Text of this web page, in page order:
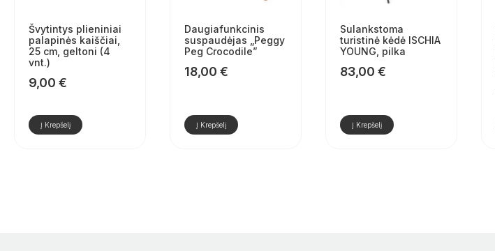
Švytintys plieniniai
palapinės kaiščiai,
25 cm, geltoni (4
vnt.)
9,00 €
Į Krepšelį
Daugiafunkcinis
suspaudėjas „Peggy
Peg Crocodile”
18,00 €
Į Krepšelį
Sulankstoma
turistinė kėdė ISCHIA
YOUNG, pilka
83,00 €
Į Krepšelį